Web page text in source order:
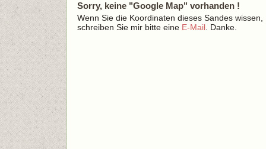
Sorry, keine "Google Map" vorhanden !
Wenn Sie die Koordinaten dieses Sandes wissen,
schreiben Sie mir bitte eine E-Mail . Danke.